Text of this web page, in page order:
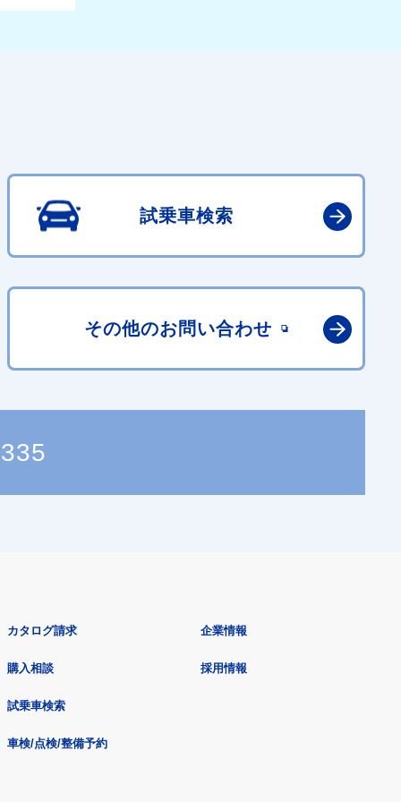
試乗車検索
その他のお問い合わせ
カタログ請求
購入相談
試乗車検索
車検/点検/整備予約
企業情報
採用情報